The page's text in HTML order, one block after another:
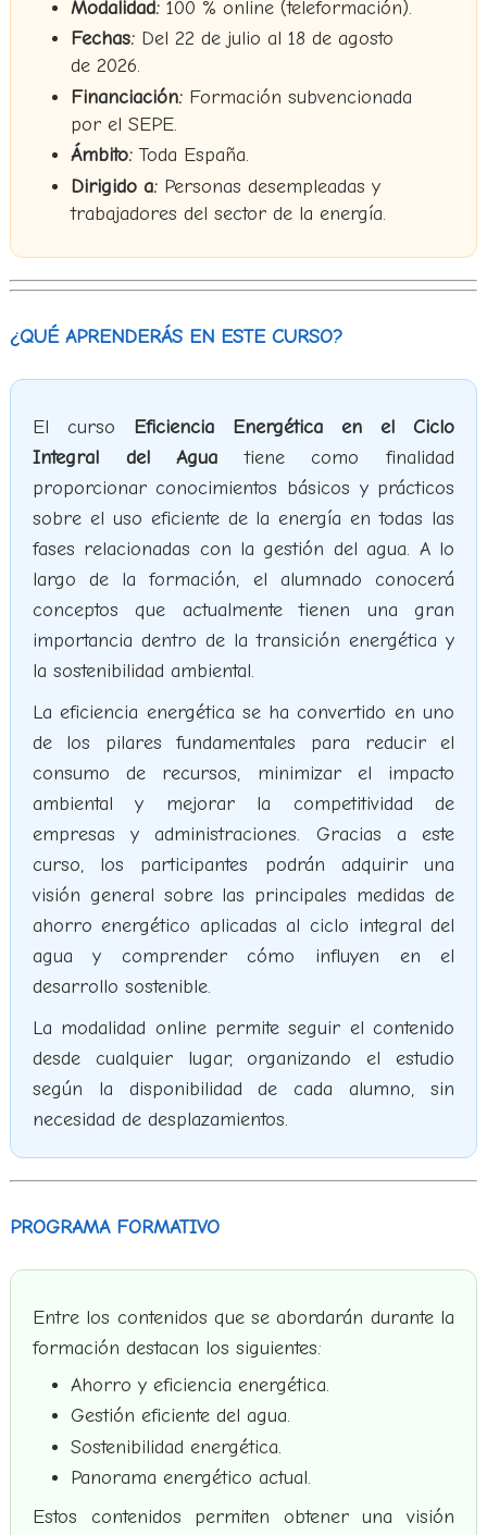
Modalidad:100 % online (teleformación).
Fechas:Del 22 de julio al 18 de agosto
de 2026.
Financiación:Formación subvencionada
por el SEPE.
Ámbito:Toda España.
Dirigido a:Personas desempleadas y
trabajadores del sector de la energía.
¿QUÉ APRENDERÁS EN ESTE CURSO?
El curso Eficiencia Energética en el Ciclo
Integral del Agua tiene como finalidad
proporcionar conocimientos básicos y prácticos
sobre el uso eficiente de la energía en todas las
fases relacionadas con la gestión del agua. A lo
largo de la formación, el alumnado conocerá
conceptos que actualmente tienen una gran
importancia dentro de la transición energética y
la sostenibilidad ambiental.
La eficiencia energética se ha convertido en uno
de los pilares fundamentales para reducir el
consumo de recursos, minimizar el impacto
ambiental y mejorar la competitividad de
empresas y administraciones. Gracias a este
curso, los participantes podrán adquirir una
visión general sobre las principales medidas de
ahorro energético aplicadas al ciclo integral del
agua y comprender cómo influyen en el
desarrollo sostenible.
La modalidad online permite seguir el contenido
desde cualquier lugar, organizando el estudio
según la disponibilidad de cada alumno, sin
necesidad de desplazamientos.
PROGRAMA FORMATIVO
Entre los contenidos que se abordarán durante la
formación destacan los siguientes:
Ahorro y eficiencia energética.
Gestión eficiente del agua.
Sostenibilidad energética.
Panorama energético actual.
Estos contenidos permiten obtener una visión